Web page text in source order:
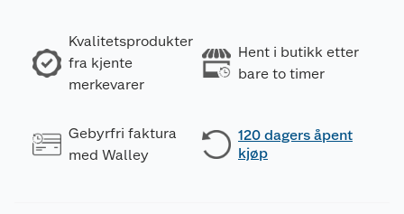
Kvalitetsprodukter
fra kjente
merkevarer
Hent i butikk etter
bare to timer
Gebyrfri faktura
med Walley
120 dagers åpent
kjøp